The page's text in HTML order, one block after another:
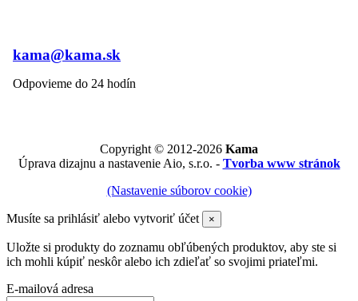
kama@kama.sk
Odpovieme do 24 hodín
Copyright © 2012-2026 Kama
Úprava dizajnu a nastavenie Aio, s.r.o. - Tvorba www stránok
(Nastavenie súborov cookie)
Musíte sa prihlásiť alebo vytvoriť účet ×
Uložte si produkty do zoznamu obľúbených produktov, aby ste si
ich mohli kúpiť neskôr alebo ich zdieľať so svojimi priateľmi.
E-mailová adresa